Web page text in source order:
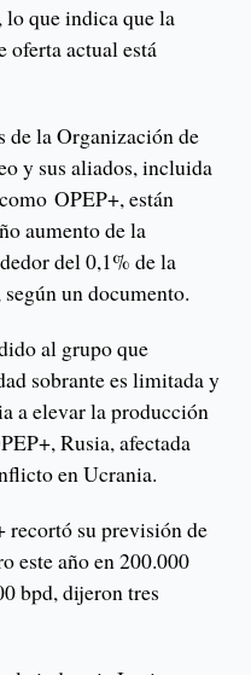
lo que indica que la
oferta actual está
de la Organización de
y sus aliados, incluida
OPEP+, están
aumento de la
del 0,1% de la
un documento.
al grupo que
sobrante es limitada y
a elevar la producción
Rusia, afectada
en Ucrania.
recortó su previsión de
este año en 200.000
bpd, dijeron tres